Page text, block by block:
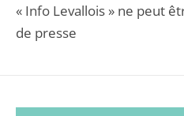
« Info Levallois » ne peut
de presse